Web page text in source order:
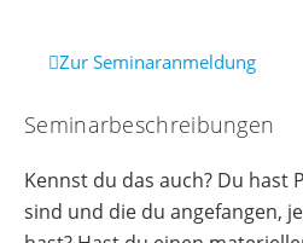
Zur Seminaranmeldung
Seminarbeschreibungen
Kennst du das auch? Du hast
sind und die du angefangen,